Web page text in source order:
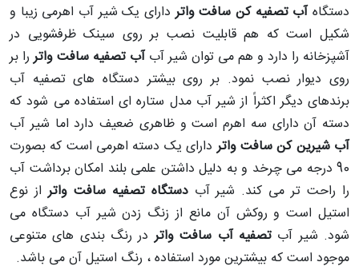
دستگاهآب تصفیه کن سافت واتردارای یک شیر آب اهرمی زیبا و
شکیل است که هم قابلیت نصب بر روی سینک ظرفشویی در
آشپزخانه را دارد و هم می توان شیر آبآب تصفیه سافت واتررا بر
روی دیوار نصب نمود. بر روی بیشتر دستگاه های تصفیه آب
برندهای دیگر اکثراً از شیر آب مدل ستاره ای استفاده می شود که
دسته آن دارای سه اهرم است و ظاهری ضعیف دارد اما شیر آب
آب شیرین کن سافت واتردارای یک دسته اهرمی است که بصورت
90 درجه می چرخد و به دلیل داشتن علمی بلند امکان برداشت آب
را راحت تر می کند. شیر آبدستگاه تصفیه سافت واتراز نوع
استیل است و روکش آن مانع از زنگ زدن شیر آب دستگاه می
شود. شیر آبتصفیه آب سافت واتردر رنگ بندی های متنوعی
موجود است که بیشترین مورد استفاده ، رنگ استیل آن می باشد.